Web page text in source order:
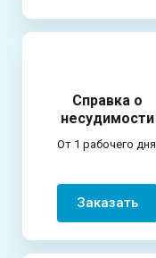
Справка о
несудимости
От 1 рабочего дня.
Заказать